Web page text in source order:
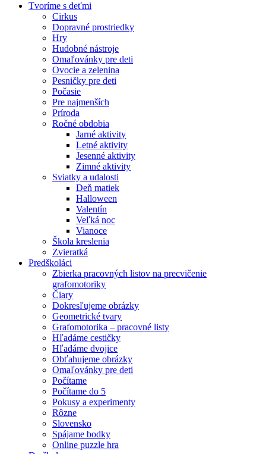
Tvoríme s deťmi
Cirkus
Dopravné prostriedky
Hry
Hudobné nástroje
Omaľovánky pre deti
Ovocie a zelenina
Pesničky pre deti
Počasie
Pre najmenších
Príroda
Ročné obdobia
Jarné aktivity
Letné aktivity
Jesenné aktivity
Zimné aktivity
Sviatky a udalosti
Deň matiek
Halloween
Valentín
Veľká noc
Vianoce
Škola kreslenia
Zvieratká
Predškoláci
Zbierka pracovných listov na precvičenie
grafomotoriky
Čiary
Dokresľujeme obrázky
Geometrické tvary
Grafomotorika – pracovné listy
Hľadáme cestičky
Hľadáme dvojice
Obťahujeme obrázky
Omaľovánky pre deti
Počítame
Počítame do 5
Pokusy a experimenty
Rôzne
Slovensko
Spájame bodky
Online puzzle hra